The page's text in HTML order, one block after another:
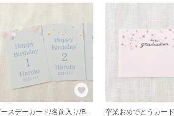
バースデーカード/名前入り/Blue 卒業おめでとうカード